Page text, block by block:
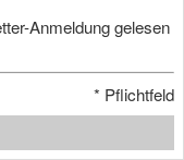
Anmeldung gelesen
* Pflichtfeld